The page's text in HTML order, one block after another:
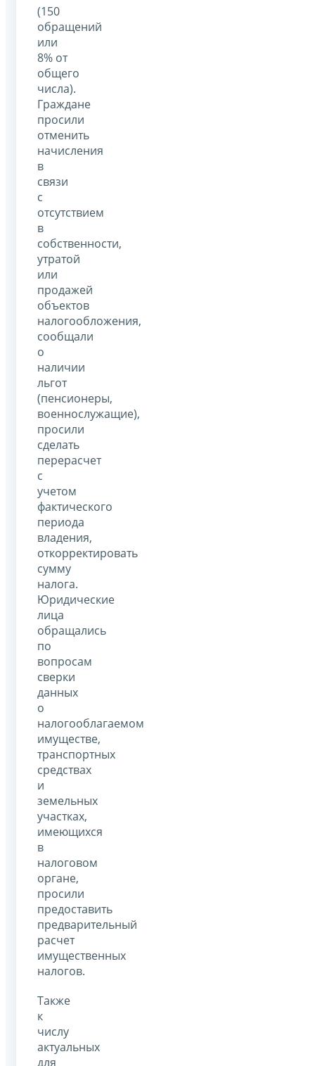
(150
обращений
или
8% от
общего
числа).
Граждане
просили
отменить
начисления
в
связи
с
отсутствием
в
собственности,
утратой
или
продажей
объектов
налогообложения,
сообщали
о
наличии
льгот
(пенсионеры,
военнослужащие),
просили
сделать
перерасчет
с
учетом
фактического
периода
владения,
откорректировать
сумму
налога.
Юридические
лица
обращались
по
вопросам
сверки
данных
о
налогооблагаемом
имуществе,
транспортных
средствах
и
земельных
участках,
имеющихся
в
налоговом
органе,
просили
предоставить
предварительный
расчет
имущественных
налогов.
Также
к
числу
актуальных
для